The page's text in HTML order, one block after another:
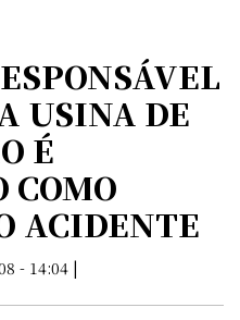
USINA DE
É
COMO
ACIDENTE
- 14:04 |